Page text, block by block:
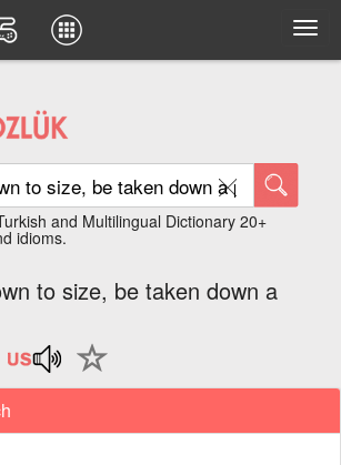
and Multilingual Dictionary 20+
idioms.
to size, be taken down a